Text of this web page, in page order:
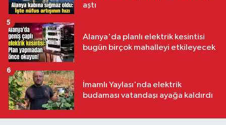
aştı
Alanya'da planlı elektrik kesintisi
bugün birçok mahalleyi etkileyecek
5
İmamlı Yaylası'nda elektrik
budaması vatandaşı ayağa kaldırdı
6